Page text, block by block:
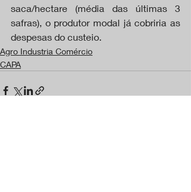
saca/hectare (média das últimas 3
safras), o produtor modal já cobriria as
despesas do custeio.
Agro Industria Comércio
CAPA